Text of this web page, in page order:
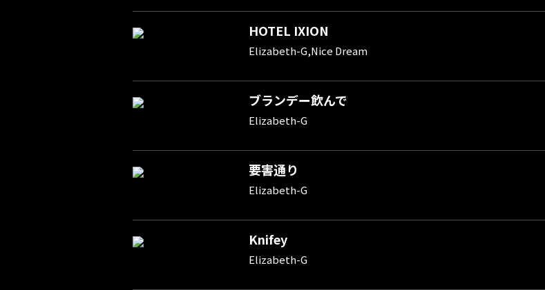
HOTEL IXION
Elizabeth-G,Nice Dream
ブランデー飲んで
Elizabeth-G
要害通り
Elizabeth-G
Knifey
Elizabeth-G